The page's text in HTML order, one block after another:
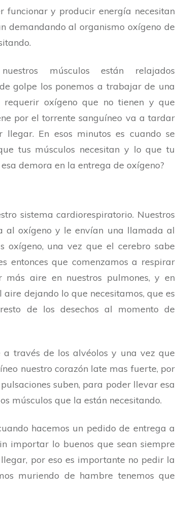
funcionar y producir energía necesitan
demandando al organismo oxígeno de
músculos están relajados
golpe los ponemos a trabajar de una
oxígeno que no tienen y que
por el torrente sanguíneo va a tardar
llegar. En esos minutos es cuando se
tus músculos necesitan y lo que tu
demora en la entrega de oxígeno?
sistema cardiorespiratorio. Nuestros
al oxígeno y le envían una llamada al
oxígeno, una vez que el cerebro sabe
entonces que comenzamos a respirar
aire en nuestros pulmones, y en
dejando lo que necesitamos, que es
de los desechos al momento de
a través de los alvéolos y una vez que
nuestro corazón late mas fuerte, por
suben, para poder llevar esa
músculos que la están necesitando.
hacemos un pedido de entrega a
importar lo buenos que sean siempre
por eso es importante no pedir la
muriendo de hambre tenemos que